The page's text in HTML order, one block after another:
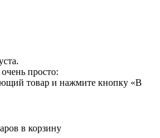
просто:
товар и нажмите кнопку «В
в корзину